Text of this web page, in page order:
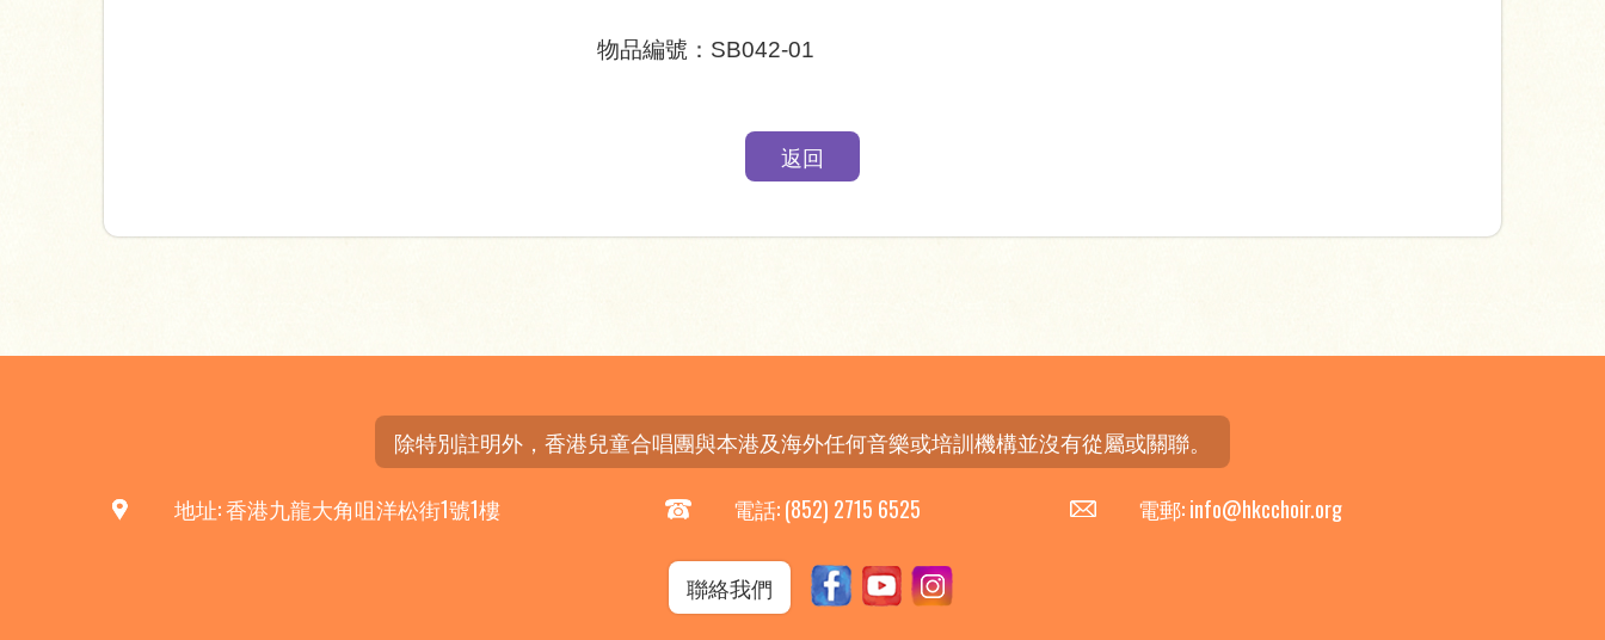
物品編號： SB042-01
返回
除特別註明外，香港兒童合唱團與本港及海外任何音樂或培訓機構並沒有從屬或關聯。
地址: 香港九龍大角咀洋松街1號1樓 電話: (852) 2715 6525 電郵: info@hkcchoir.org
聯絡我們